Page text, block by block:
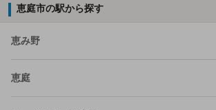
恵庭市の駅から探す
恵み野
恵庭